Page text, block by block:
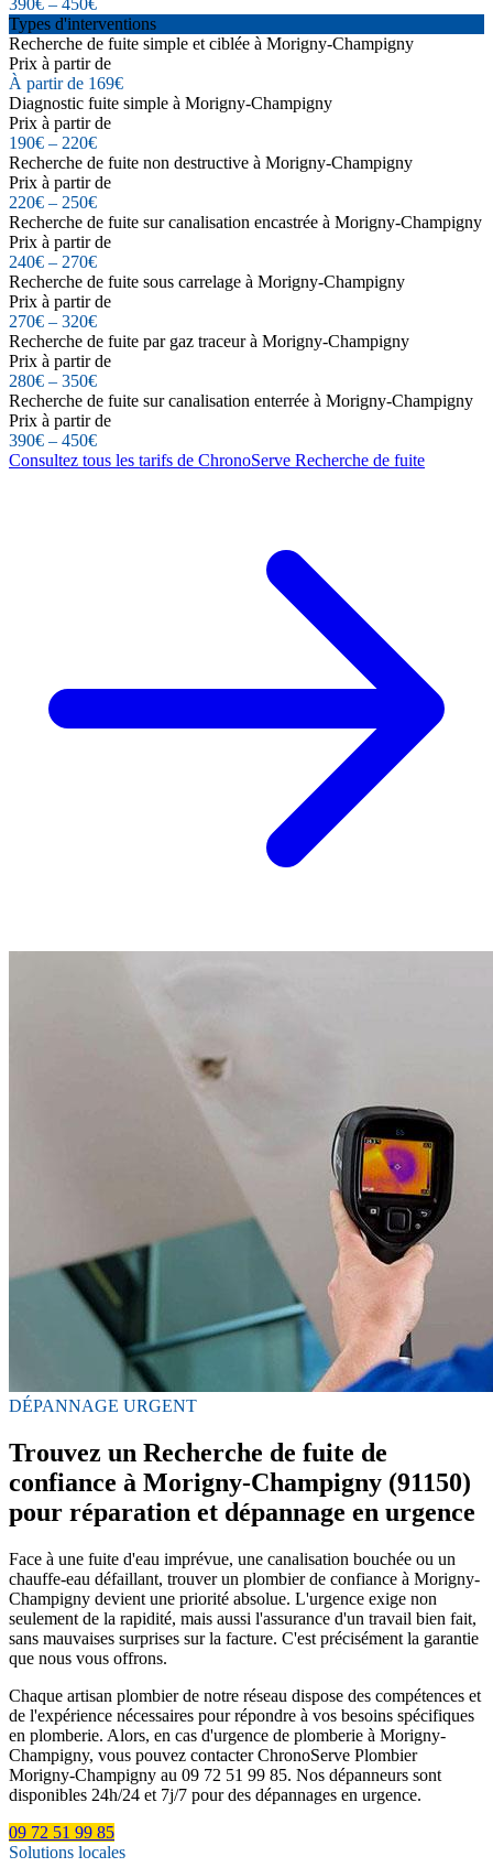
390€ – 450€
Types d'interventions
Recherche de fuite simple et ciblée à Morigny-Champigny
Prix à partir de
À partir de 169€
Diagnostic fuite simple à Morigny-Champigny
Prix à partir de
190€ – 220€
Recherche de fuite non destructive à Morigny-Champigny
Prix à partir de
220€ – 250€
Recherche de fuite sur canalisation encastrée à Morigny-Champigny
Prix à partir de
240€ – 270€
Recherche de fuite sous carrelage à Morigny-Champigny
Prix à partir de
270€ – 320€
Recherche de fuite par gaz traceur à Morigny-Champigny
Prix à partir de
280€ – 350€
Recherche de fuite sur canalisation enterrée à Morigny-Champigny
Prix à partir de
390€ – 450€
Consultez tous les tarifs de ChronoServe Recherche de fuite
DÉPANNAGE URGENT
Trouvez un Recherche de fuite de
confiance à Morigny-Champigny (91150)
pour réparation et dépannage en urgence
Face à une fuite d'eau imprévue, une canalisation bouchée ou un
chauffe-eau défaillant, trouver un plombier de confiance à Morigny-
Champigny devient une priorité absolue. L'urgence exige non
seulement de la rapidité, mais aussi l'assurance d'un travail bien fait,
sans mauvaises surprises sur la facture. C'est précisément la garantie
que nous vous offrons.
Chaque artisan plombier de notre réseau dispose des compétences et
de l'expérience nécessaires pour répondre à vos besoins spécifiques
en plomberie. Alors, en cas d'urgence de plomberie à Morigny-
Champigny, vous pouvez contacter ChronoServe Plombier
Morigny-Champigny au 09 72 51 99 85. Nos dépanneurs sont
disponibles 24h/24 et 7j/7 pour des dépannages en urgence.
09 72 51 99 85
Solutions locales